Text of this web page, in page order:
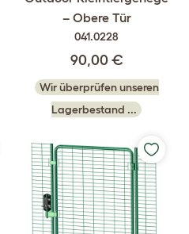
– Obere Tür
041.0228
90,00 €
Wir überprüfen unseren
Lagerbestand ...